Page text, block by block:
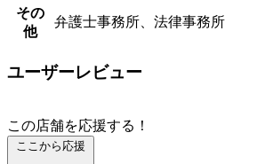
その
他
弁護士事務所、法律事務所
ユーザーレビュー
この店舗を応援する！
ここから応援